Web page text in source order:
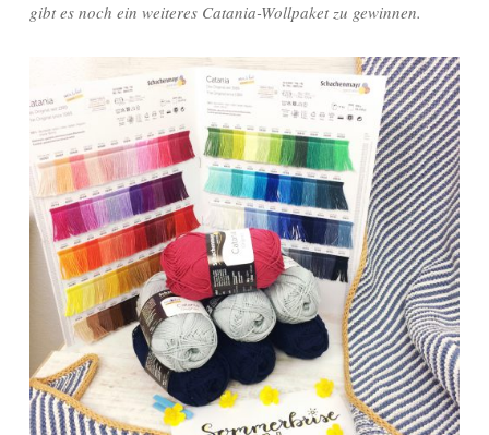
gibt es noch ein weiteres Catania-Wollpaket zu gewinnen.